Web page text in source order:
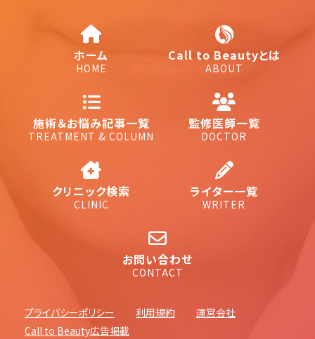
ホーム
HOME
Call to Beautyとは
ABOUT
施術＆お悩み記事一覧
TREATMENT & COLUMN
監修医師一覧
DOCTOR
クリニック検索
CLINIC
ライター一覧
WRITER
お問い合わせ
CONTACT
プライバシーポリシー 利用規約
運営会社
Call to Beauty広告掲載